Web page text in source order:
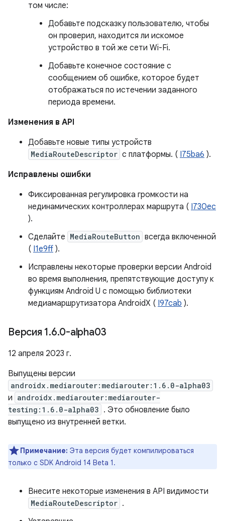
том числе:
Добавьте подсказку пользователю, чтобы
он проверил, находится ли искомое
устройство в той же сети Wi-Fi.
Добавьте конечное состояние с
сообщением об ошибке, которое будет
отображаться по истечении заданного
периода времени.
Изменения в API
Добавьте новые типы устройств
MediaRouteDescriptor с платформы. ( I75ba6 ).
Исправлены ошибки
Фиксированная регулировка громкости на
нединамических контроллерах маршрута ( I730ec
).
Сделайте MediaRouteButton всегда включенной
( I1e9ff ).
Исправлены некоторые проверки версии Android
во время выполнения, препятствующие доступу к
функциям Android U с помощью библиотеки
медиамаршрутизатора AndroidX ( I97cab ).
Версия 1.6.0-alpha03
12 апреля 2023 г.
Выпущены версии
androidx.mediarouter:mediarouter:1.6.0-alpha03
и androidx.mediarouter:mediarouter-
testing:1.6.0-alpha03 . Это обновление было
выпущено из внутренней ветки.
Примечание: Эта версия будет компилироваться
только с SDK Android 14 Beta 1.
Внесите некоторые изменения в API видимости
MediaRouteDescriptor .